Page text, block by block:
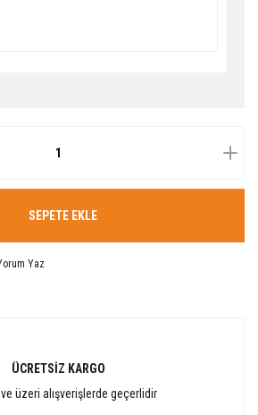
SEPETE EKLE
Yaz
ÜCRETSİZ KARGO
üzeri alışverişlerde geçerlidir